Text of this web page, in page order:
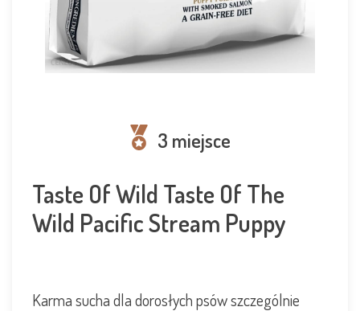
3 miejsce
Taste Of Wild Taste Of The
Wild Pacific Stream Puppy
Karma sucha dla dorosłych psów szczególnie